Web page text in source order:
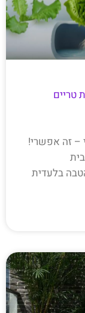
טריים
– זה אפשרי!
בלעדית